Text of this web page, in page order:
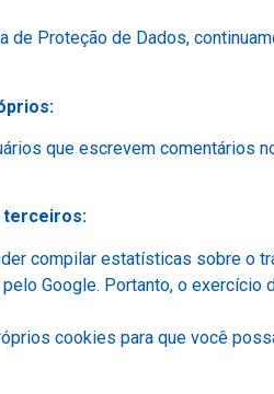
de Proteção de Dados,
que escrevem comentários
terceiros:
compilar estatísticas sobre
Google. Portanto, o
cookies para que você